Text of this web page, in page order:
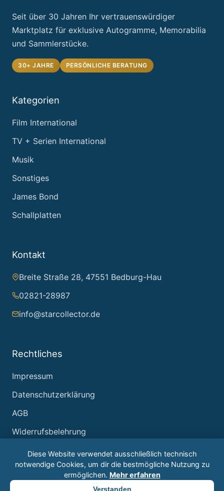
Seit über 30 Jahren Ihr vertrauenswürdiger
Marktplatz für exklusive Autogramme, Memorabilia
und Sammlerstücke.
30+ JAHRE PERSÖNLICHE BERATUNG
Kategorien
Film International
TV + Serien International
Musik
Sonstiges
James Bond
Schallplatten
Kontakt
Breite Straße 28, 47551 Bedburg-Hau
02821-28987
info@starcollector.de
Rechtliches
Impressum
Datenschutzerklärung
AGB
Widerrufsbelehrung
© 2026 Starcollector – Jürgen Reintjes. Alle Rechte
Diese Website verwendet ausschließlich technisch
notwendige Cookies, um dir die bestmögliche Nutzung zu
ermöglichen. Mehr erfahren
Verstanden